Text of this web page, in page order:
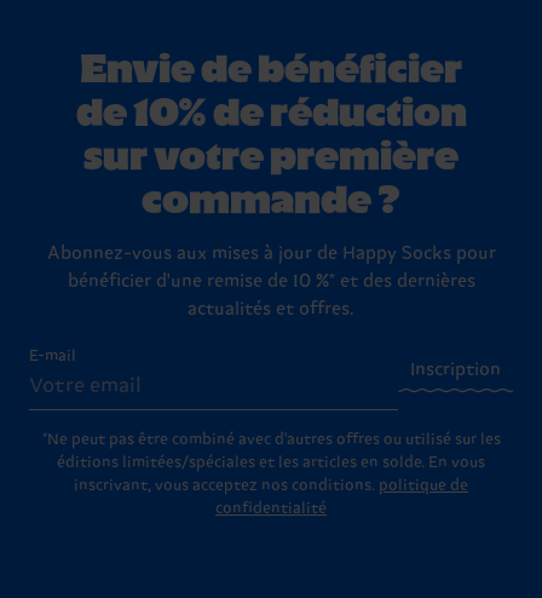
Envie de bénéficier
de 10% de réduction
sur votre première
commande ?
Abonnez-vous aux mises à jour de Happy Socks pour
bénéficier d'une remise de 10 %* et des dernières
actualités et offres.
E-mail
Inscription
*Ne peut pas être combiné avec d'autres offres ou utilisé sur les
éditions limitées/spéciales et les articles en solde. En vous
inscrivant, vous acceptez nos conditions. politique de
confidentialité